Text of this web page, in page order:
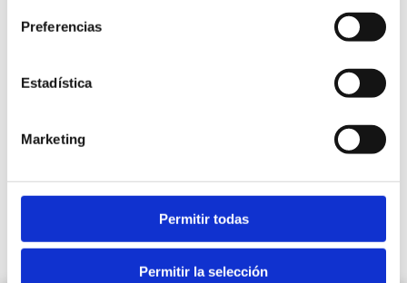
Preferencias
Estadística
Marketing
Permitir todas
Permitir la selección
allá de lo gastronómico: cada coca es una ventana a la
historia y a las costumbres de Dénia, un bocado que
culinario de la ciudad.
Recetas